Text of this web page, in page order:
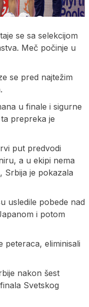
se sa selekcijom
Meč počinje u
se pred najtežim
u finale i sigurne
prepreka je
put predvodi
a u ekipi nema
Srbija je pokazala
usledile pobede nad
i potom
peteraca, eliminisali
nakon šest
Svetskog